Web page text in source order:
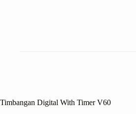
Timbangan Digital With Timer V60